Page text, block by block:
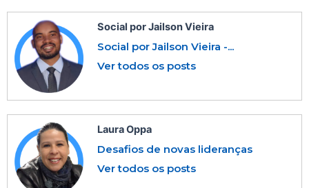
Social por Jailson Vieira
Social por Jailson Vieira -...
Ver todos os posts
Laura Oppa
Desafios de novas lideranças
Ver todos os posts